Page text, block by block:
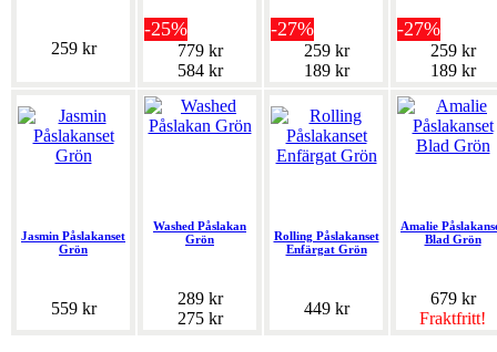
259 kr
-25%
779 kr
584 kr
-27%
259 kr
189 kr
-27%
259 kr
189 kr
Jasmin Påslakanset
Grön
559 kr
Washed Påslakan
Grön
289 kr
275 kr
Rolling Påslakanset
Enfärgat Grön
449 kr
Amalie
Blad Grön
679 kr
Fraktfritt!